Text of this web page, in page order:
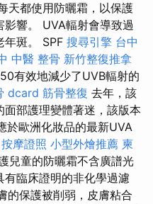
天都使用防曬霜，以保護
響。 UVA輻射會導致過
年斑。 SPF 搜尋引擎 台中
中醫 整骨 新竹整復推拿
50有效地減少了UVB輻射的
dcard 筋骨整復 去年，該
部護理變體著迷，該版本
於歐洲化妝品的最新UVA
按摩證照 小型外燴推薦 柬
兒童的防曬霜不含廣譜光
臨床證明的非化學過濾
的保護被削弱，皮膚粘合